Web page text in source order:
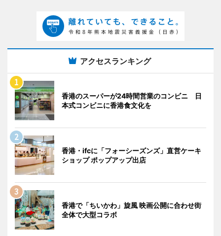
アクセスランキング
香港のスーパーが24時間営業のコンビニ 日
本式コンビニに香港食文化を
香港・ifcに「フォーシーズンズ」直営ケーキ
ショップ ポップアップ出店
香港で「ちいかわ」旋風 映画公開に合わせ街
全体で大型コラボ